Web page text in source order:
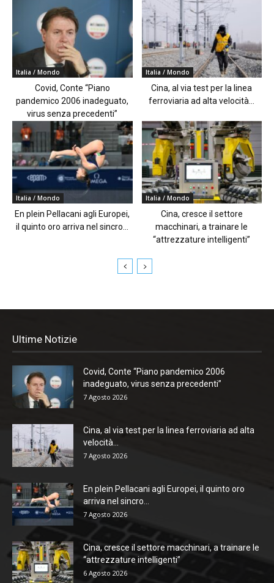
Italia / Mondo
Covid, Conte “Piano
pandemico 2006 inadeguato,
virus senza precedenti”
Italia / Mondo
Cina, al via test per la linea
ferroviaria ad alta velocità...
Italia / Mondo
En plein Pellacani agli Europei,
il quinto oro arriva nel sincro...
Italia / Mondo
Cina, cresce il settore
macchinari, a trainare le
“attrezzature intelligenti”
Ultime Notizie
Covid, Conte “Piano pandemico 2006
inadeguato, virus senza precedenti”
7 Agosto 2026
Cina, al via test per la linea ferroviaria ad alta
velocità...
7 Agosto 2026
En plein Pellacani agli Europei, il quinto oro
arriva nel sincro...
7 Agosto 2026
Cina, cresce il settore macchinari, a trainare le
“attrezzature intelligenti”
6 Agosto 2026